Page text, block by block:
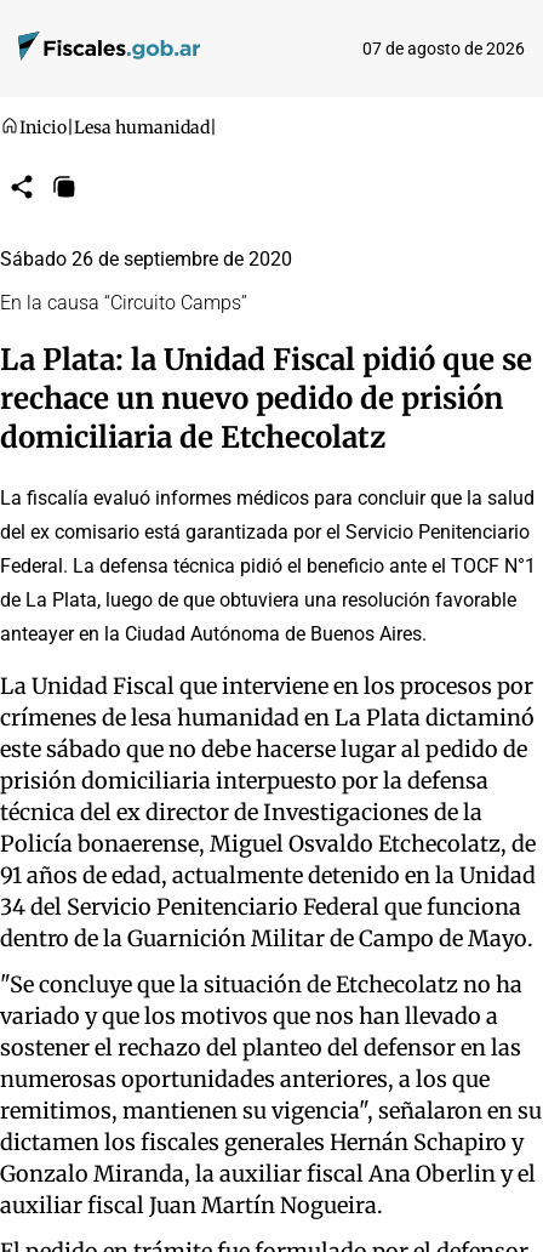
07 de agosto de 2026
Inicio Lesa humanidad
CompartirCopiar
Sábado 26 de septiembre de 2020
En la causa “Circuito Camps”
La Plata: la Unidad Fiscal pidió que se
rechace un nuevo pedido de prisión
domiciliaria de Etchecolatz
La fiscalía evaluó informes médicos para concluir que la salud
del ex comisario está garantizada por el Servicio Penitenciario
Federal. La defensa técnica pidió el beneficio ante el TOCF N°1
de La Plata, luego de que obtuviera una resolución favorable
anteayer en la Ciudad Autónoma de Buenos Aires.
La Unidad Fiscal que interviene en los procesos por
crímenes de lesa humanidad en La Plata dictaminó
este sábado que no debe hacerse lugar al pedido de
prisión domiciliaria interpuesto por la defensa
técnica del ex director de Investigaciones de la
Policía bonaerense, Miguel Osvaldo Etchecolatz, de
91 años de edad, actualmente detenido en la Unidad
34 del Servicio Penitenciario Federal que funciona
dentro de la Guarnición Militar de Campo de Mayo.
"Se concluye que la situación de Etchecolatz no ha
variado y que los motivos que nos han llevado a
sostener el rechazo del planteo del defensor en las
numerosas oportunidades anteriores, a los que
remitimos, mantienen su vigencia", señalaron en su
dictamen los fiscales generales Hernán Schapiro y
Gonzalo Miranda, la auxiliar fiscal Ana Oberlin y el
auxiliar fiscal Juan Martín Nogueira.